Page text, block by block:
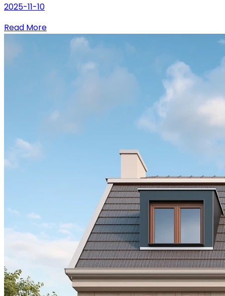
2025-11-10
Read More